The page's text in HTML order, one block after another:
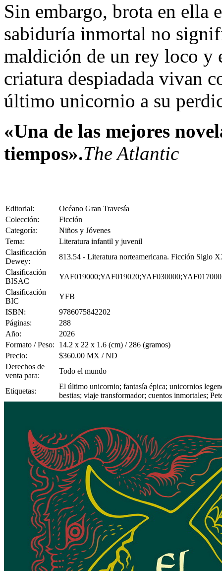
Sin embargo, brota en ella
sabiduría inmortal no
maldición de un rey loco y
criatura despiadada vivan
último unicornio a su
«Una de las mejores
tiempos».The Atlantic
Editorial:
Océano Gran Travesía
Colección:
Ficción
Categoría:
Niños y Jóvenes
Tema:
Literatura infantil y juvenil
Clasificación
Dewey:
813.54 - Literatura norteamericana. Ficción Siglo
Clasificación
BISAC
YAF019000;YAF019020;YAF030000;YAF017000
Clasificación
BIC
YFB
ISBN:
9786075842202
Páginas:
288
Año:
2026
Formato / Peso:
14.2 x 22 x 1.6 (cm) / 286 (gramos)
Precio:
$360.00 MX / ND
Derechos de
venta para:
Todo el mundo
Etiquetas:
El último unicornio; fantasía épica; unicornios
bestias; viaje transformador; cuentos inmortales;